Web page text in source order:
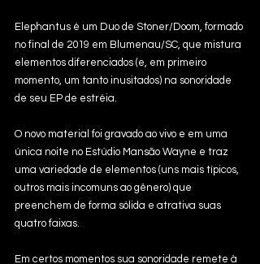
Elephantus é um Duo de Stoner/Doom, formado
no final de 2019 em Blumenau/SC, que mistura
elementos diferenciados (e, em primeiro
momento, um tanto inusitados) na sonoridade
de seu EP de estréia.
O novo material foi gravado ao vivo e em uma
única noite no Estúdio Mansão Wayne e traz
uma variedade de elementos (uns mais típicos,
outros mais incomuns ao gênero) que
preenchem de forma sólida e atrativa suas
quatro faixas.
Em certos momentos sua sonoridade remete à